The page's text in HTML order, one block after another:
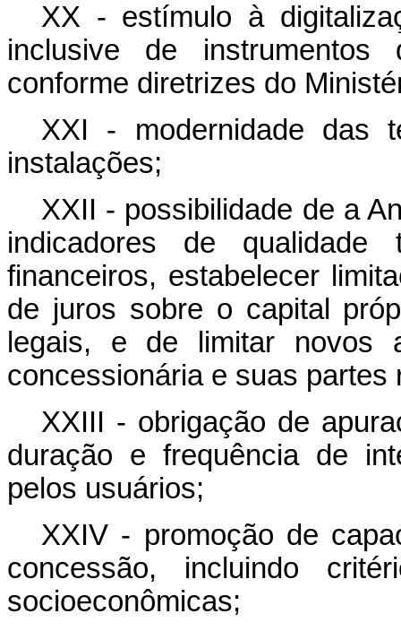
XX - estímulo à
inclusive de
conforme diretrizes do
XXI - modernidade das
instalações;
XXII - possibilidade de a
indicadores de qualidade
financeiros, estabelecer
de juros sobre o capital
legais, e de limitar novos
concessionária e suas partes
XXIII - obrigação de
duração e frequência de
pelos usuários;
XXIV - promoção de
concessão, incluindo
socioeconômicas;